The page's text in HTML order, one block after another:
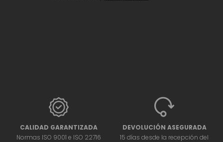
CALIDAD GARANTIZADA
Normas ISO 9001 e ISO 22716
DEVOLUCIÓN ASEGURADA
15 días desde la recepción del